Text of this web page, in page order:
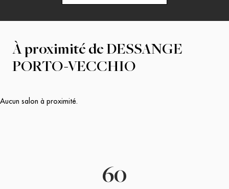
À proximité de DESSANGE
PORTO-VECCHIO
Aucun salon à proximité.
60